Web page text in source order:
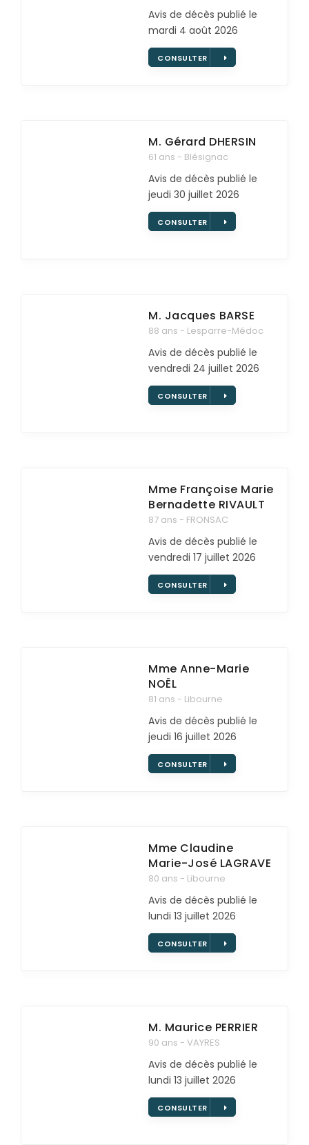
Avis de décès publié le
mardi 4 août 2026
CONSULTER
M. Gérard DHERSIN
61 ans - Blésignac
Avis de décès publié le
jeudi 30 juillet 2026
CONSULTER
M. Jacques BARSE
88 ans - Lesparre-Médoc
Avis de décès publié le
vendredi 24 juillet 2026
CONSULTER
Mme Françoise Marie
Bernadette RIVAULT
87 ans - FRONSAC
Avis de décès publié le
vendredi 17 juillet 2026
CONSULTER
Mme Anne-Marie
NOËL
81 ans - Libourne
Avis de décès publié le
jeudi 16 juillet 2026
CONSULTER
Mme Claudine
Marie-José LAGRAVE
80 ans - Libourne
Avis de décès publié le
lundi 13 juillet 2026
CONSULTER
M. Maurice PERRIER
90 ans - VAYRES
Avis de décès publié le
lundi 13 juillet 2026
CONSULTER